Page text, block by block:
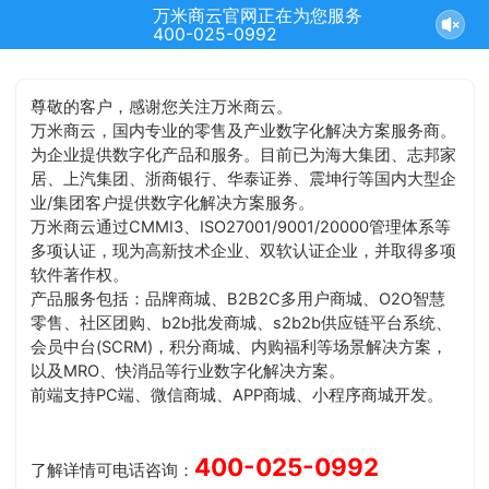
万米商云官网正在为您服务
400-025-0992
尊敬的客户，感谢您关注万米商云。
万米商云，国内专业的零售及产业数字化解决方案服务商。
为企业提供数字化产品和服务。目前已为海大集团、志邦家
居、上汽集团、浙商银行、华泰证券、震坤行等国内大型企
业/集团客户提供数字化解决方案服务。
万米商云通过CMMI3、ISO27001/9001/20000管理体系等
多项认证，现为高新技术企业、双软认证企业，并取得多项
软件著作权。
产品服务包括：品牌商城、B2B2C多用户商城、O2O智慧
零售、社区团购、b2b批发商城、s2b2b供应链平台系统、
会员中台(SCRM)，积分商城、内购福利等场景解决方案，
以及MRO、快消品等行业数字化解决方案。
前端支持PC端、微信商城、APP商城、小程序商城开发。
了解详情可电话咨询： 400-025-0992